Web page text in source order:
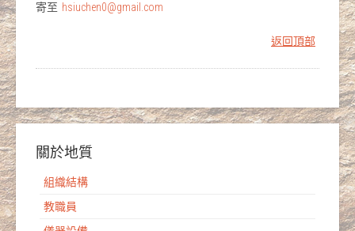
寄至 hsiuchen0@gmail.com
返回頂部
關於地質
組織結構
教職員